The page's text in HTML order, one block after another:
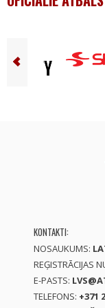
KONTAKTI:
NOSAUKUMS:
REĢISTRĀCIJAS
E-PASTS:
TELEFONS: +371